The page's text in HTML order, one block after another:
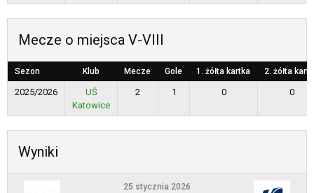
Mecze o miejsca V-VIII
Sezon Klub Mecze Gole 1. żółta kartka 2. żółta
2025/2026
UŚ
Katowice
2 1 0 0
Wyniki
25 stycznia 2026